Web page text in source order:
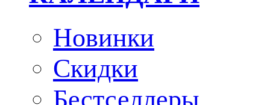
Новинки
Скидки